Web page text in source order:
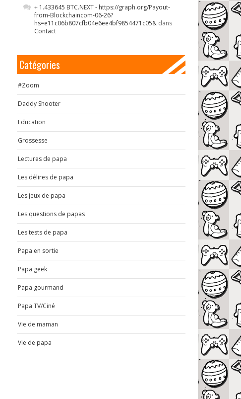
+ 1.433645 BTC.NEXT - https://graph.org/Payout-
from-Blockchaincom-06-26?
hs=e11c06b807cfb04e6ee4bf9854471c05& dans
Contact
Catégories
#Zoom
Daddy Shooter
Education
Grossesse
Lectures de papa
Les délires de papa
Les jeux de papa
Les questions de papas
Les tests de papa
Papa en sortie
Papa geek
Papa gourmand
Papa TV/Ciné
Vie de maman
Vie de papa